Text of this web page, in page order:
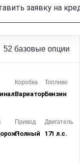
заявку на
52 базовые опции
Коробка
Вариатор
Топливо
Бензин
Привод
Полный
Двигатель
171 л.с.